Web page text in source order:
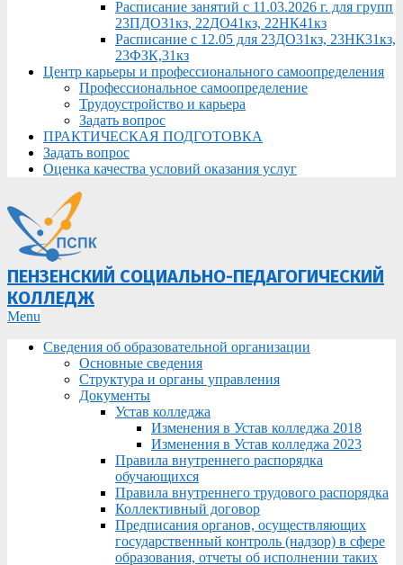
Расписание занятий с 11.03.2026 г. для групп
23ПДО31кз, 22ДО41кз, 22НК41кз
Расписание с 12.05 для 23ДО31кз, 23НК31кз,
23ФЗК,31кз
Центр карьеры и профессионального самоопределения
Профессиональное самоопределение
Трудоустройство и карьера
Задать вопрос
ПРАКТИЧЕСКАЯ ПОДГОТОВКА
Задать вопрос
Оценка качества условий оказания услуг
ПЕНЗЕНСКИЙ СОЦИАЛЬНО-ПЕДАГОГИЧЕСКИЙ
КОЛЛЕДЖ
Primary
Menu
Menu
Сведения об образовательной организации
Основные сведения
Структура и органы управления
Документы
Устав колледжа
Изменения в Устав колледжа 2018
Изменения в Устав колледжа 2023
Правила внутреннего распорядка
обучающихся
Правила внутреннего трудового распорядка
Коллективный договор
Предписания органов, осуществляющих
государственный контроль (надзор) в сфере
образования, отчеты об исполнении таких